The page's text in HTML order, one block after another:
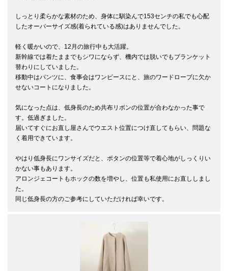
しっとり柔らかな素材のため、身体に馴染んで153センチの私でも心配
したオーバーサイズ感(着られている感)はありませんでした。
軽く暖かいので、12月の旅行中も大活躍。
新幹線では着たままでもシワにならず、機内では脱いでもブランケット
替わりにしていました。
移動中はパンツに、食事会はワンピースにと、旅のワードローブに欠か
せないコートになりました。
気になった点は、低身長のため共布リボンの位置が合わなかった事で
す。低過ぎました。
届いてすぐにお直し屋さんでウエスト位置につけ直してもらい、問題な
く着用できています。
やはり低身長にワンサイズだと、ボタンの位置等で着心地がしっくりい
かない事もあります。
アロンジェコートもホックの数を増やし、位置も私使用にお直ししまし
た。
同じ低身長の方のご参考にしていただければ幸いです。